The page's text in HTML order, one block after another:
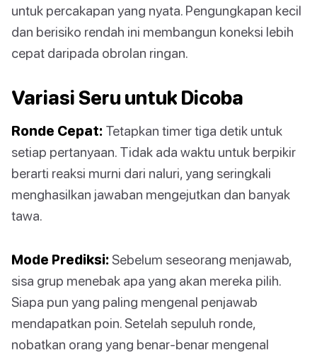
untuk percakapan yang nyata. Pengungkapan kecil
dan berisiko rendah ini membangun koneksi lebih
cepat daripada obrolan ringan.
Variasi Seru untuk Dicoba
Ronde Cepat: Tetapkan timer tiga detik untuk
setiap pertanyaan. Tidak ada waktu untuk berpikir
berarti reaksi murni dari naluri, yang seringkali
menghasilkan jawaban mengejutkan dan banyak
tawa.
Mode Prediksi: Sebelum seseorang menjawab,
sisa grup menebak apa yang akan mereka pilih.
Siapa pun yang paling mengenal penjawab
mendapatkan poin. Setelah sepuluh ronde,
nobatkan orang yang benar-benar mengenal